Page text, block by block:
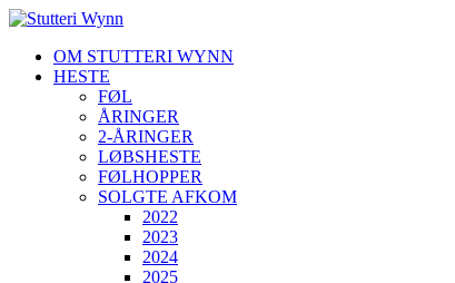
OM STUTTERI WYNN
HESTE
FØL
ÅRINGER
2-ÅRINGER
LØBSHESTE
FØLHOPPER
SOLGTE AFKOM
2022
2023
2024
2025